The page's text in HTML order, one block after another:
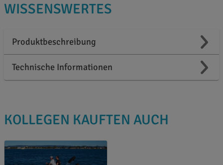
WISSENSWERTES
Produktbeschreibung
Technische Informationen
KOLLEGEN KAUFTEN AUCH